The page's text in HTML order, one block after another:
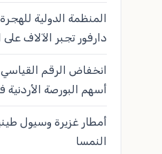
المنظمة الدولية
دارفور تجبر الآلاف على
انخفاض الرقم القياسي
أسهم البورصة
أمطار غزيرة وسيول
النمسا